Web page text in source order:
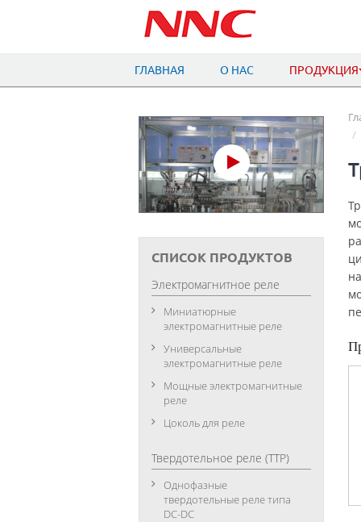
ГЛАВНАЯ О НАС ПРОДУКЦИЯ
СПИСОК ПРОДУКТОВ
Электромагнитное реле
Миниатюрные
электромагнитные реле
Универсальные
электромагнитные реле
Мощные электромагнитные
реле
Цоколь для реле
Твердотельное реле (ТТР)
Однофазные
твердотельные реле типа
DC-DC